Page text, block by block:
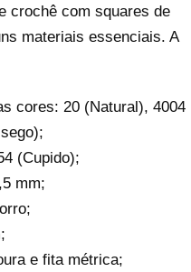
crochê com squares de
materiais essenciais. A
cores: 20 (Natural), 4004
(Cupido);
mm;
e fita métrica;